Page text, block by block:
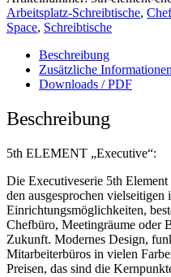
Arbeitsplatz-Schreibtische,
Space, Schreibtische
Beschreibung
Zusätzliche Informationen
Downloads / PDF
Beschreibung
5th ELEMENT „Executive“:
Die Executiveserie 5th
den ausgesprochen vielseitigen
Einrichtungsmöglichkeiten,
Chefbüro, Meetingräume oder
Zukunft. Modernes Design,
Mitarbeiterbüros in vielen
Preisen, das sind die